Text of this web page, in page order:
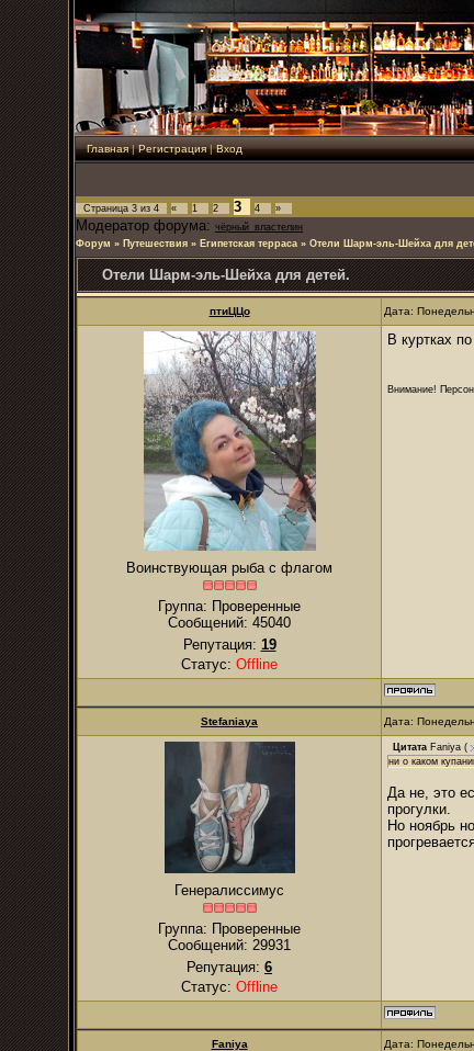
Главная|Регистрация|Вход
Страница 3 из 4 « 1 2 3 4 »
Модератор форума: чёрный_властелин
Форум » Путешествия » Египетская терраса » Отели Шарм-эль-Шейха для
Отели Шарм-эль-Шейха для детей.
птиЦЦо Дата:
Воинствующая рыба с флагом
Группа: Проверенные
Сообщений: 45040
Репутация: 19
Статус: Offline
В куртках
Внимание!
Stefaniaya Дата:
Генералиссимус
Группа: Проверенные
Сообщений: 29931
Репутация: 6
Статус: Offline
Цитата Faniya (
ни о каком
Да не, это
прогулки.
Но ноябрь
Faniya Дата: